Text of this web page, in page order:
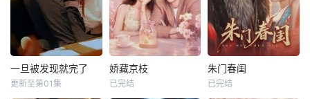
一旦被发现就完了
更新至第01集
娇藏京枝
已完结
朱门春闺
已完结